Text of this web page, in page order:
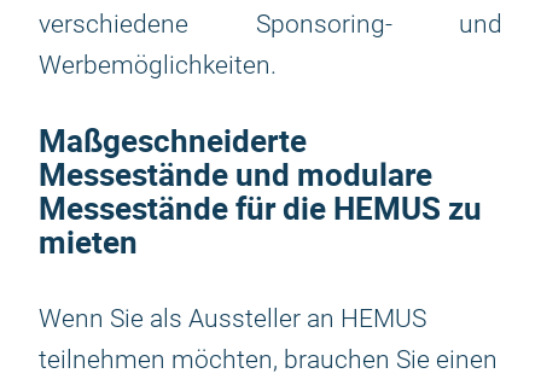
verschiedene Sponsoring- und
Werbemöglichkeiten.
Maßgeschneiderte
Messestände und modulare
Messestände für die HEMUS zu
mieten
Wenn Sie als Aussteller an HEMUS
teilnehmen möchten, brauchen Sie einen